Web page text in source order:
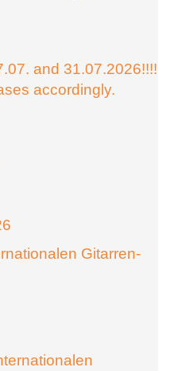
and 31.07.2026!!!!
accordingly.
Gitarren-